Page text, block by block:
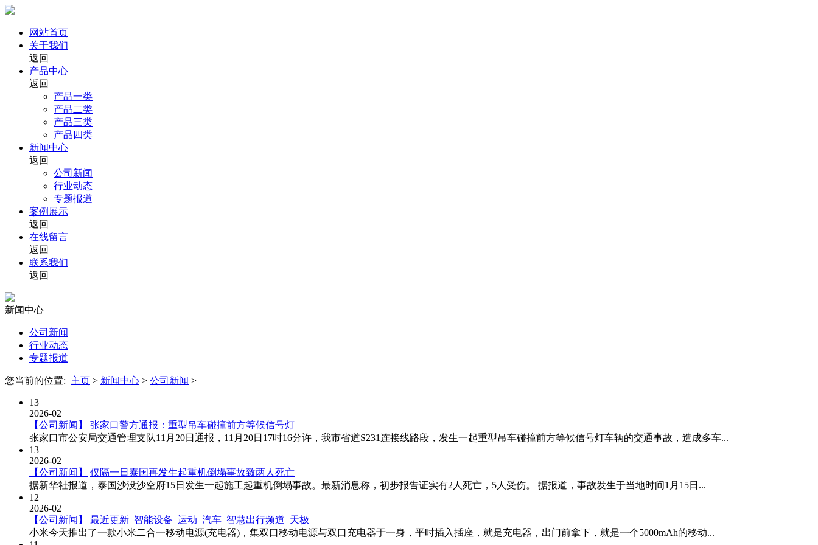
网站首页
关于我们
返回
产品中心
返回
产品一类
产品二类
产品三类
产品四类
新闻中心
返回
公司新闻
行业动态
专题报道
案例展示
返回
在线留言
返回
联系我们
返回
新闻中心
公司新闻
行业动态
专题报道
您当前的位置: 主页 > 新闻中心 > 公司新闻 >
13
2026-02
【公司新闻】
张家口警方通报：重型吊车碰撞前方等候信号灯
张家口市公安局交通管理支队11月20日通报，11月20日17时16分许，我市省道S231连接线路段，发生一起重型吊车碰撞前方等候信号灯车辆的交通事故，造成多车...
13
2026-02
【公司新闻】
仅隔一日泰国再发生起重机倒塌事故致两人死亡
据新华社报道，泰国沙没沙空府15日发生一起施工起重机倒塌事故。最新消息称，初步报告证实有2人死亡，5人受伤。 据报道，事故发生于当地时间1月15日...
12
2026-02
【公司新闻】
最近更新_智能设备_运动_汽车_智慧出行频道_天极
小米今天推出了一款小米二合一移动电源(充电器)，集双口移动电源与双口充电器于一身，平时插入插座，就是充电器，出门前拿下，就是一个5000mAh的移动...